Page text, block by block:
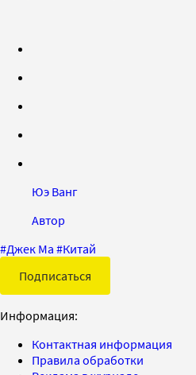
Юэ Ванг
Автор
#Джек Ма #Китай
Подписаться
Информация:
Контактная информация
Правила обработки